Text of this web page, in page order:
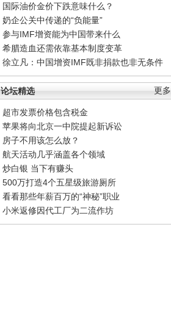
国际油价金价下跌意味什么？
奶企公关中传递的“负能量”
参与IMF增资能为中国带来什么
希腊造血还需依靠基本制度变革
徐立凡：中国增资IMF既非捐款也非无条件
更多
论坛精选
超市发票价格包含税金
苹果将向北京一中院提起新诉讼
房子不用该怎么放？
航天活动几乎涵盖各个领域
炒白银 当下有赚头
500万打造4个五星级旅游厕所
看看那些年薪百万的“神秘”职业
小米返修因代工厂为二流作坊